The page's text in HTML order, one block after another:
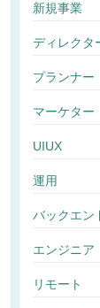
新規事業
ディレクタ
プランナー
マーケター
UIUX
運用
バックエン
エンジニア
リモート